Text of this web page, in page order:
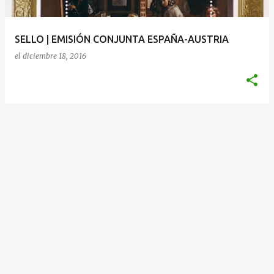
SELLO | EMISIÓN CONJUNTA ESPAÑA-AUSTRIA
el diciembre 18, 2016